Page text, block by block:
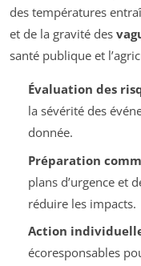
des températures
et de la gravité des
santé publique et
Évaluation des
la sévérité des
donnée.
Préparation
plans d’urgence et
réduire les impacts.
Action
écoresponsables